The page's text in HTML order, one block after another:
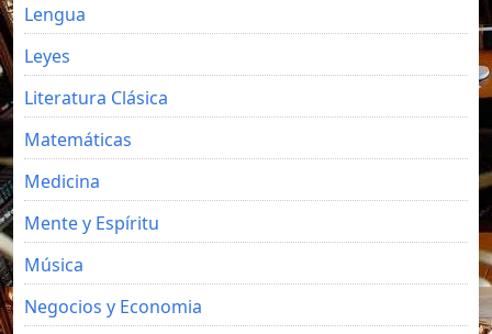
Lengua
Leyes
Literatura Clásica
Matemáticas
Medicina
Mente y Espíritu
Música
Negocios y Economia